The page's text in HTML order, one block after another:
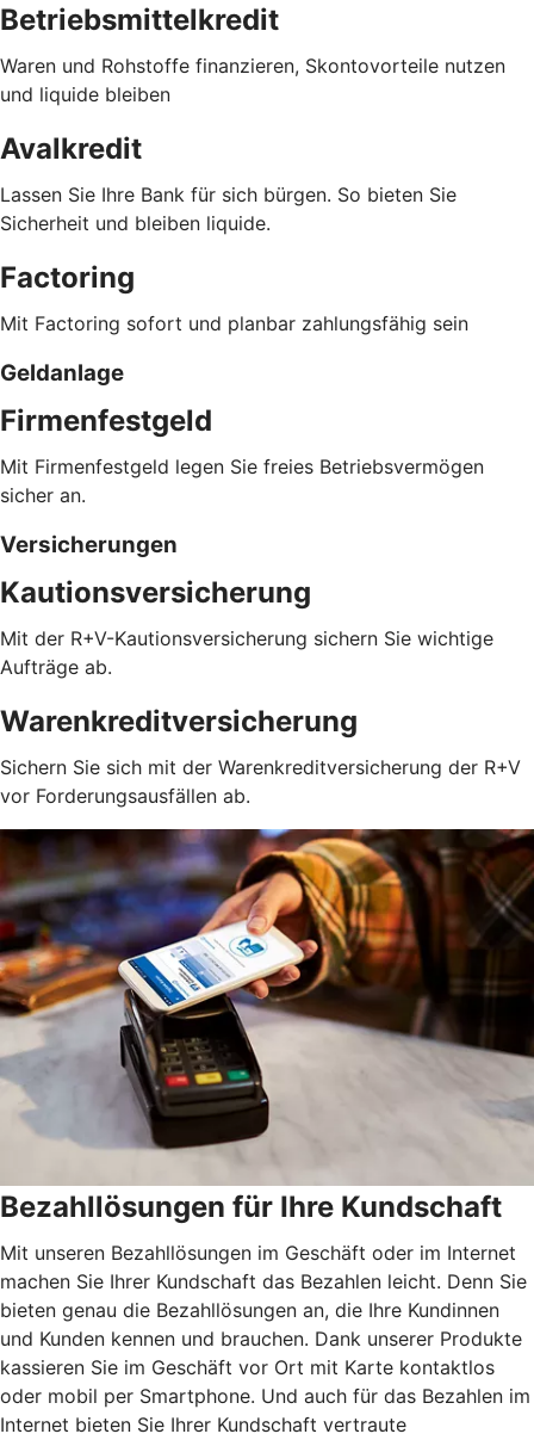
Betriebsmittelkredit
Waren und Rohstoffe finanzieren, Skontovorteile nutzen
und liquide bleiben
Avalkredit
Lassen Sie Ihre Bank für sich bürgen. So bieten Sie
Sicherheit und bleiben liquide.
Factoring
Mit Factoring sofort und planbar zahlungsfähig sein
Geldanlage
Firmenfestgeld
Mit Firmenfestgeld legen Sie freies Betriebsvermögen
sicher an.
Versicherungen
Kautionsversicherung
Mit der R+V-Kautionsversicherung sichern Sie wichtige
Aufträge ab.
Warenkreditversicherung
Sichern Sie sich mit der Warenkreditversicherung der R+V
vor Forderungsausfällen ab.
Bezahllösungen für Ihre Kundschaft
Mit unseren Bezahllösungen im Geschäft oder im Internet
machen Sie Ihrer Kundschaft das Bezahlen leicht. Denn Sie
bieten genau die Bezahllösungen an, die Ihre Kundinnen
und Kunden kennen und brauchen. Dank unserer Produkte
kassieren Sie im Geschäft vor Ort mit Karte kontaktlos
oder mobil per Smartphone. Und auch für das Bezahlen im
Internet bieten Sie Ihrer Kundschaft vertraute